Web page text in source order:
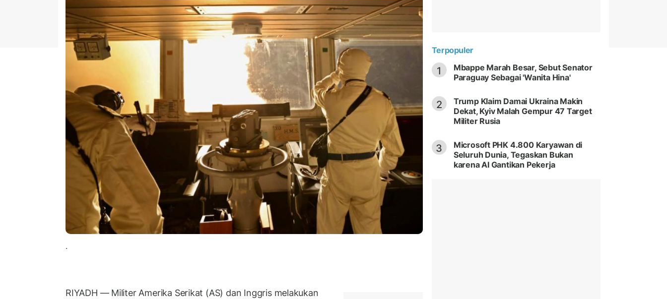
.
RIYADH — Militer Amerika Serikat (AS) dan Inggris melakukan
Terpopuler
1
Mbappe Marah Besar, Sebut Senator
Paraguay Sebagai 'Wanita Hina'
2
Trump Klaim Damai Ukraina Makin
Dekat, Kyiv Malah Gempur 47 Target
Militer Rusia
3
Microsoft PHK 4.800 Karyawan di
Seluruh Dunia, Tegaskan Bukan
karena AI Gantikan Pekerja